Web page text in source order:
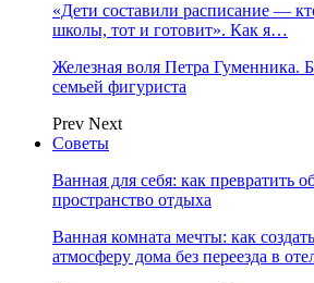
«Дети составили расписание —
школы, тот и готовит». Как я…
Железная воля Петра Гуменника.
семьей фигуриста
Prev Next
Советы
Ванная для себя: как превратить
пространство отдыха
Ванная комната мечты: как
атмосферу дома без переезда в